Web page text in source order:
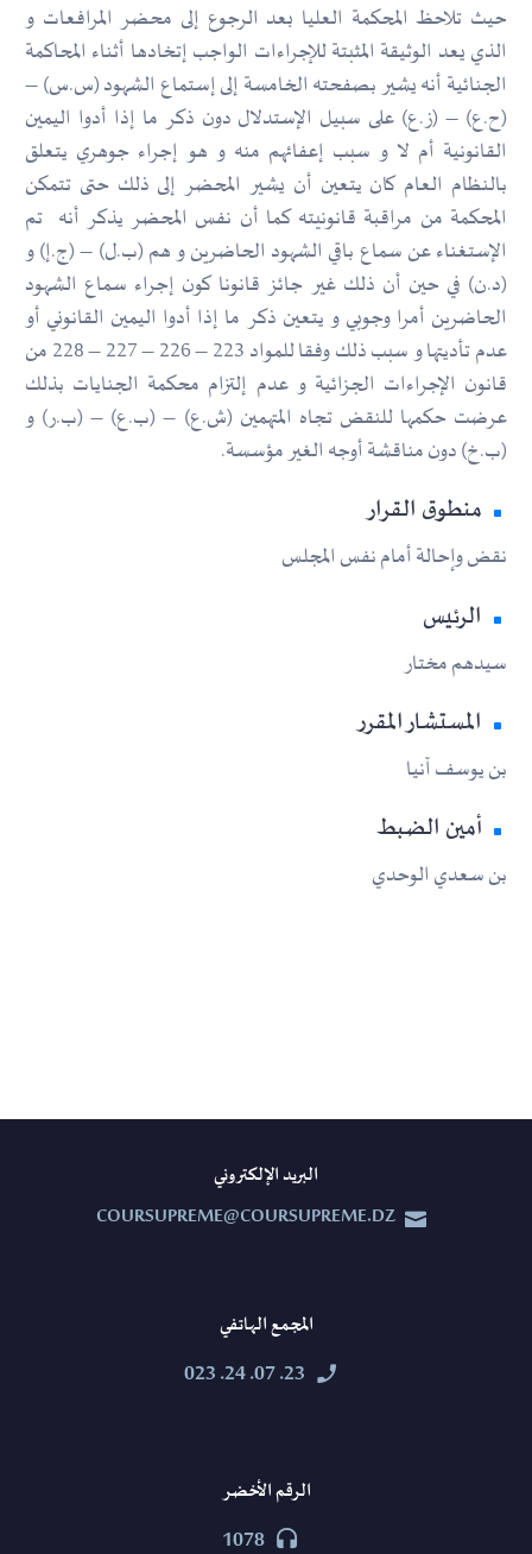
حيث تلاحظ المحكمة العليا بعد الرجوع إلى محضر المرافعات و
الذي يعد الوثيقة المثبتة للإجراءات الواجب إتخادها أثناء المحاكمة
الجنائية أنه يشير بصفحته الخامسة إلى إستماع الشهود (س.س) –
(ح.ع) – (ز.ع) على سبيل الإستدلال دون ذكر ما إذا أدوا اليمين
القانونية أم لا و سبب إعفائهم منه و هو إجراء جوهري يتعلق
بالنظام العام كان يتعين أن يشير المحضر إلى ذلك حتى تتمكن
المحكمة من مراقبة قانونيته كما أن نفس المحضر يذكر أنه تم
الإستغناء عن سماع باقي الشهود الحاضرين و هم (ب.ل) – (ج.إ) و
(د.ن) في حين أن ذلك غير جائز قانونا كون إجراء سماع الشهود
الحاضرين أمرا وجوبي و يتعين ذكر ما إذا أدوا اليمين القانوني أو
عدم تأديتها و سبب ذلك وفقا للمواد 223 – 226 – 227 – 228 من
قانون الإجراءات الجزائية و عدم إلتزام محكمة الجنايات بذلك
عرضت حكمها للنقض تجاه المتهمين (ش.ع) – (ب.ع) – (ب.ر) و
(ب.خ) دون مناقشة أوجه الغير مؤسسة.
منطوق القرار
نقض وإحالة أمام نفس المجلس
الرئيس
سيدهم مختار
المستشار المقرر
بن يوسف آنيا
أمين الضبط
بن سعدي الوحدي
البريد الإلكتروني


COURSUPREME@COURSUPREME.DZ
المجمع الهاتفي


23. 07. 24. 023
الرقم الأخضر


1078